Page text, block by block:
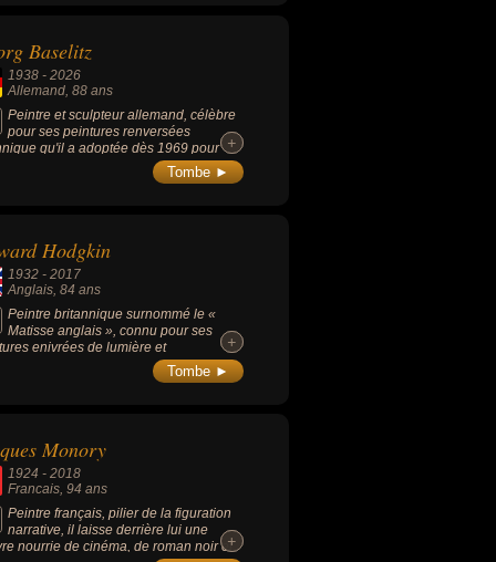
Baselitz
1938 -2026
Allemand , 88 ans
Peintre et sculpteur allemand, célèbre
pour ses peintures renversées
qu'il a adoptée dès 1969 pour
le spectateur à se concentrer sur la
et la couleur plutôt que sur le sujet), il
avec l'abstraction dominante de
guerre, reconnu aussi pour ses
monumentales en bois, taillées
à la hache ou à la tronçonneuse
conserver un aspect primitif.
+
+
Tombe ►
Hodgkin
1932 -2017
Anglais , 84 ans
Peintre britannique surnommé le «
Matisse anglais », connu pour ses
enivrées de lumière et
réalisées à larges coups de
qui l'avaient apparenté au courant
+
+
Tombe ►
Monory
1924 -2018
Francais, 94 ans
Peintre français, pilier de la figuration
narrative, il laisse derrière lui une
nourrie de cinéma, de roman noir et+
+